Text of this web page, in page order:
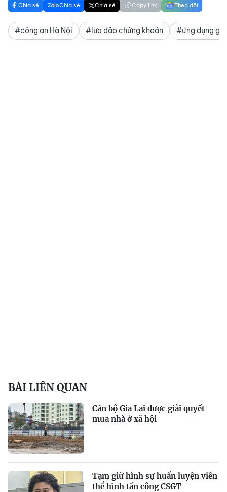
Chia sẻ Chia sẻ Chia sẻ Copy link Theo dõi
#công an Hà Nội #lừa đảo chứng khoán #ứng dụng
BÀI LIÊN QUAN
Cán bộ Gia Lai được giải quyết
mua nhà ở xã hội
Tạm giữ hình sự huấn luyện viên
thể hình tấn công CSGT